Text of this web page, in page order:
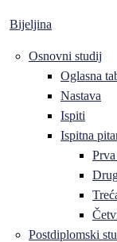
Bijeljina
Osnovni studij
Oglasna
Nastava
Ispiti
Ispitna
Postdiplomski